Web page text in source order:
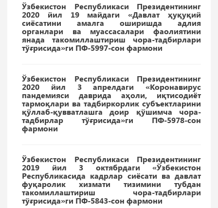
Ўзбекистон Республикаси Президентининг
2020 йил 19 майдаги «Давлат ҳуқуқий
сиёсатини амалга оширишда адлия
органлари ва муассасалари фаолиятини
янада такомиллаштириш чора-тадбирлари
тўғрисида»ги ПФ-5997-сон фармони
Ўзбекистон Республикаси Президентининг
2020 йил 3 апрелдаги «Коронавирус
пандемияси даврида аҳоли, иқтисодиёт
тармоқлари ва тадбиркорлик субъектларини
қўллаб-қувватлашга доир қўшимча чора-
тадбирлар тўғрисида»ги ПФ-5978-сон
фармони
Ўзбекистон Республикаси Президентининг
2019 йил 3 октябрдаги «Ўзбекистон
Республикасида кадрлар сиёсати ва давлат
фуқаролик хизмати тизимини тубдан
такомиллаштириш чора-тадбирлари
тўғрисида»ги ПФ-5843-сон фармони